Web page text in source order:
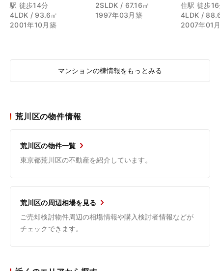
駅 徒歩14分
4LDK / 93.6㎡
2001年10月築
2SLDK / 67.16㎡
1997年03月築
住駅 徒歩
4LDK /
2007年01
マンションの棟情報をもっとみる
荒川区の物件情報
荒川区の物件一覧
東京都荒川区の不動産を紹介しています。
荒川区の周辺相場を見る
ご売却検討物件周辺の相場情報や購入検討者情報などが
チェックできます。